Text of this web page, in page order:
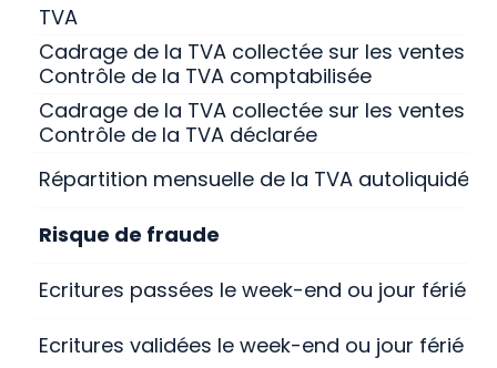
TVA
Cadrage de la TVA collectée sur les ventes -
Contrôle de la TVA comptabilisée
Cadrage de la TVA collectée sur les ventes -
Contrôle de la TVA déclarée
Répartition mensuelle de la TVA autoliquidée
Risque de fraude
Ecritures passées le week-end ou jour férié
Ecritures validées le week-end ou jour férié